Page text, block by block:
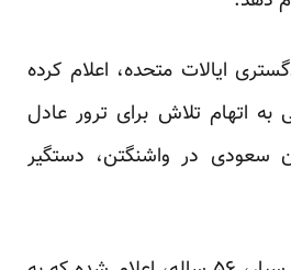
ایالات متحده، اعلام کرده
به اتهام تلاش برای ترور عادل
سعودی در واشنگتن، دستگیر